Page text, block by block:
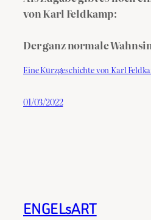
von Karl Feldkamp:
Der ganz normale
Eine Kurzgeschichte von Karl
01/03/2022
ENGELsART